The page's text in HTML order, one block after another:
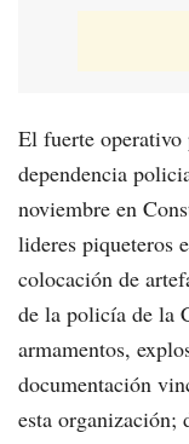
El fuerte operativo
dependencia
noviembre en
lideres piqueteros
colocación de
de la policía de la
armamentos,
documentación
esta organización;